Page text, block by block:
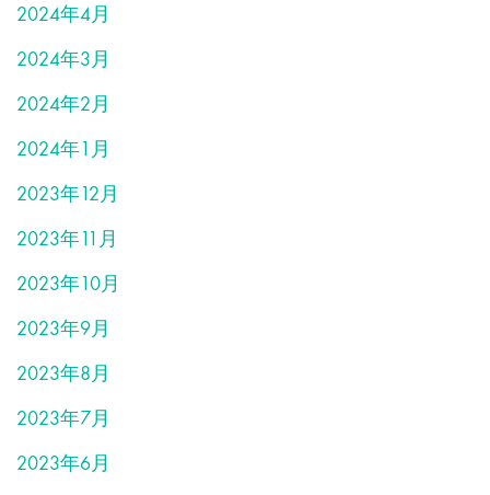
2024年4月
2024年3月
2024年2月
2024年1月
2023年12月
2023年11月
2023年10月
2023年9月
2023年8月
2023年7月
2023年6月